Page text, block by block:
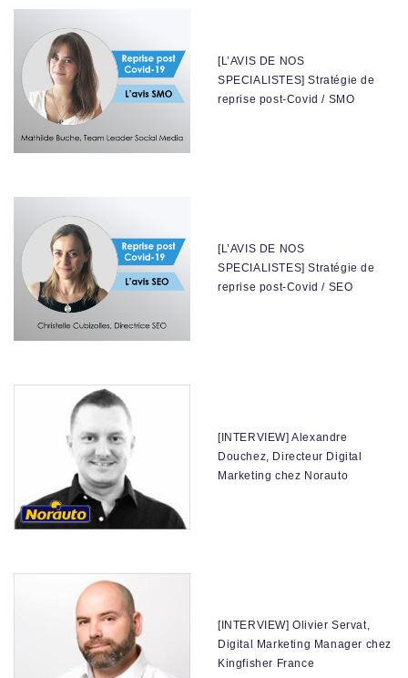
[L’AVIS DE NOS
SPECIALISTES] Stratégie de
reprise post-Covid / SMO
[L’AVIS DE NOS
SPECIALISTES] Stratégie de
reprise post-Covid / SEO
[INTERVIEW] Alexandre
Douchez, Directeur Digital
Marketing chez Norauto
[INTERVIEW] Olivier Servat,
Digital Marketing Manager chez
Kingfisher France